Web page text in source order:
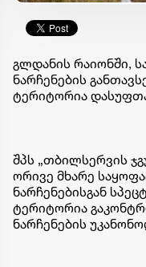
გლდანის რაიონში,
ნარჩენების
ტერიტორია
შპს „თბილსერვის
ორივე მხარე
ნარჩენებისგან
ტერიტორია
ნარჩენების